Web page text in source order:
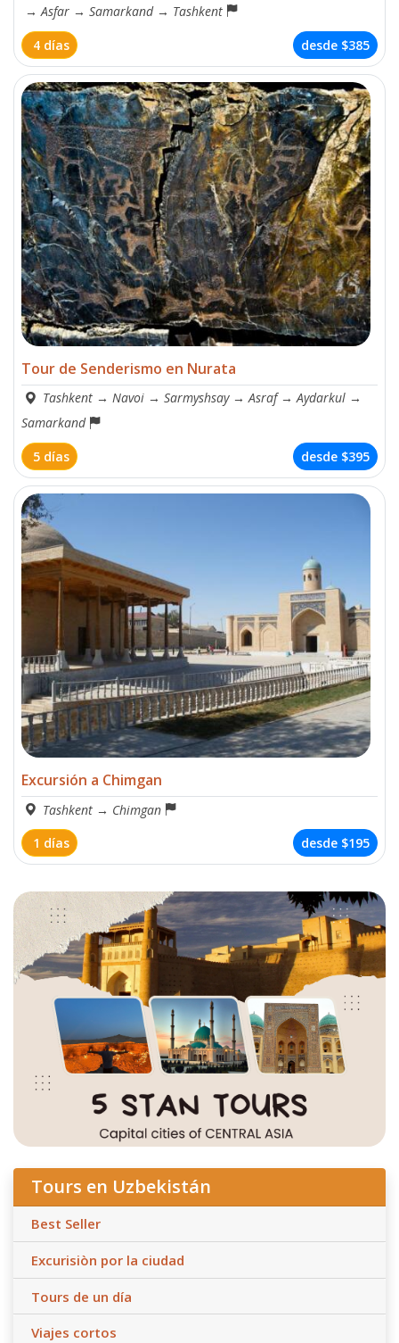
→ Asfar → Samarkand → Tashkent
4 días
desde $385
Tour de Senderismo en Nurata
Tashkent → Navoi → Sarmyshsay → Asraf → Aydarkul →
Samarkand
5 días
desde $395
Excursión a Chimgan
Tashkent → ​​Chimgan
1 días
desde $195
Tours en Uzbekistán
Best Seller
Excurisiòn por la ciudad
Tours de un día
Viajes cortos